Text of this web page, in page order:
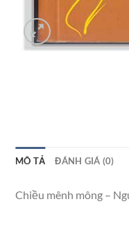
MÔ TẢ ĐÁNH GIÁ (0)
Chiều mênh mông –